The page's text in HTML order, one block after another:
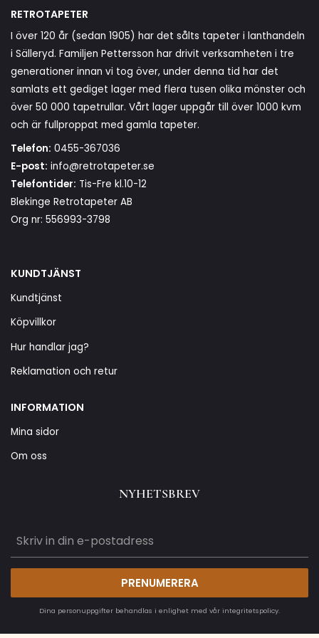
RETROTAPETER
I över 120 år (sedan 1905) har det sålts tapeter i lanthandeln
i Sälleryd. Familjen Pettersson har drivit verksamheten i tre
generationer innan vi tog över, under denna tid har det
samlats ett gediget lager med flera tusen olika mönster och
över 50 000 tapetrullar. Vårt lager uppgår till över 1000 kvm
och är fullproppat med gamla tapeter.
Telefon: 0455-367036
E-post: info@retrotapeter.se
Telefontider: Tis-Fre kl.10-12
Blekinge Retrotapeter AB
Org nr: 556993-3798
KUNDTJÄNST
Kundtjänst
Köpvillkor
Hur handlar jag?
Reklamation och retur
INFORMATION
Mina sidor
Om oss
NYHETSBREV
PRENUMERERA
Dina personuppgifter behandlas i enlighet med vår integritetspolicy